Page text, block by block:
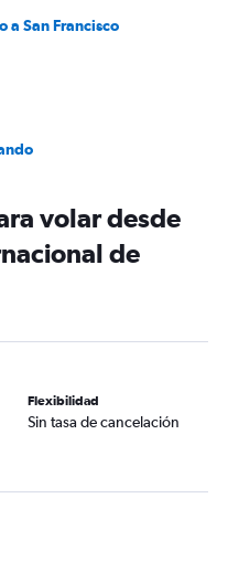
a San Francisco
volar desde
de
Flexibilidad
Sin tasa de cancelación